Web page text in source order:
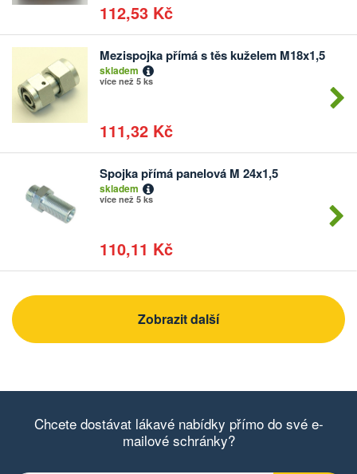
112,53 Kč
Mezispojka přímá s těs kuželem M18x1,5
skladem
více než 5 ks
111,32 Kč
Počet
kusů
Spojka přímá panelová M 24x1,5
skladem
více než 5 ks
110,11 Kč
Počet
kusů
Zobrazit další
Chcete dostávat lákavé nabídky přímo do své e-
mailové schránky?